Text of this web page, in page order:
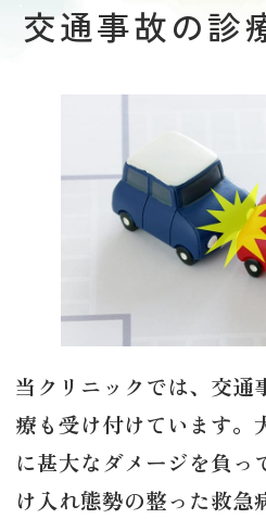
交通事故の診
当クリニックでは、交通
療も受け付けています。
に甚大なダメージを負っ
け入れ態勢の整った救急